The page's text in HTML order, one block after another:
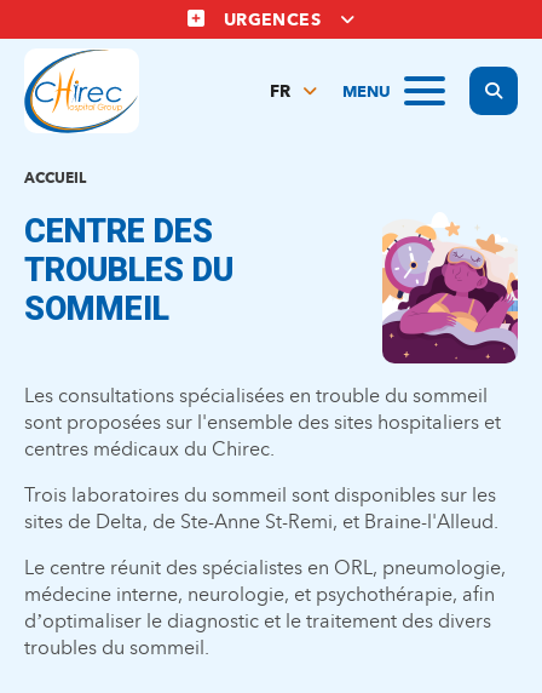
au
contenu
principal
URGENCES
MENU
FR
ACCUEIL
CENTRE DES
TROUBLES DU
SOMMEIL
Les consultations spécialisées en trouble du sommeil
sont proposées sur l'ensemble des sites hospitaliers et
centres médicaux du Chirec.
Trois laboratoires du sommeil sont disponibles sur les
sites de Delta, de Ste-Anne St-Remi, et Braine-l'Alleud.
Le centre réunit des spécialistes en ORL, pneumologie,
médecine interne, neurologie, et psychothérapie, afin
d’optimaliser le diagnostic et le traitement des divers
troubles du sommeil.